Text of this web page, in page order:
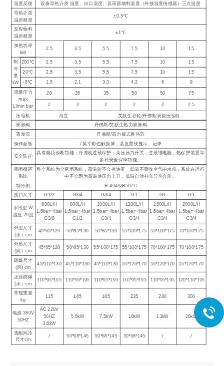
温度反馈
设备导热介质 温度、出口温度、反应器物料温度（外接温度传感器）三点温度
导热介质
温控精度
±0.5℃
反应物料
温控精度
±1℃
加热功率
kW
2.5 3.5 5.5 7.5 10 15
制
冷
量
kW
200℃ 2.5 3.5 5.5 7.5 10 15
20℃ 2.5 3.5 5.5 7.5 10
15
-5℃
1.5 2.1 3.3 4.2 6
9
流量压力
max
L/min bar
20 35 35 50 50 75
2 2 2 2 2
2.5
压缩机
海立
艾默生谷轮/丹佛斯涡旋压缩机
膨胀阀
丹佛斯/艾默生热力膨胀阀
蒸发器
丹佛斯/高力板式换热器
操作面板
7英寸彩色触摸屏，温度曲线显示、记录
安全防护
具有自我诊断功能；冷冻机过载保护；高压压力开关，过载继电器、热保护装置等
多种安全保障功能。
密闭循环
系统
整个系统为全密闭系统，高温时不会有油雾、低温不吸收空气中水份，系统在运行
中不会因为高温使压力上升，低温自动补充导热介质。
制冷剂 R-404A/R507C
接口尺寸 G1/2 G3/4 G3/4 G1 G1 G1
水冷型 W
温度 20度
600L/H
1.5bar~4bar
G3/8
800L/H
1.5bar~4bar
G1/2
1000L/H
1.5bar~4bar
G3/4
1200L/H
1.5bar~4bar
G3/4
1600L/H
1.5bar~4bar
G3/4
2000L/H
1.5bar~4bar
G3/4
外型尺寸
(水）cm
45*65*120 50*85*130 50*85*130 55*100*175 55*100*175 70*100*175
外形尺寸
(风）cm
45*65*120 50*85*130 55*100*175 55*100*175 70*100*175 70*100*175
隔爆尺寸
(风) cm
45*110*130 45*110*130 45*110*130 55*120*170 55*120*170 55*120*170
正压防爆
(水）cm
110*95*195 110*95*195 110*95*195 110*95*195 110*95*195 120*110*195
常规重量
kg
115 165 185 235 280 300
电源 380V
50HZ
AC 220V
50HZ
3.6kW
5.6kW 7.5kW 10kW 13kW 20kW
选配风冷
尺寸cm
/ 50*68*145 50*68*145 50*68*145 / /